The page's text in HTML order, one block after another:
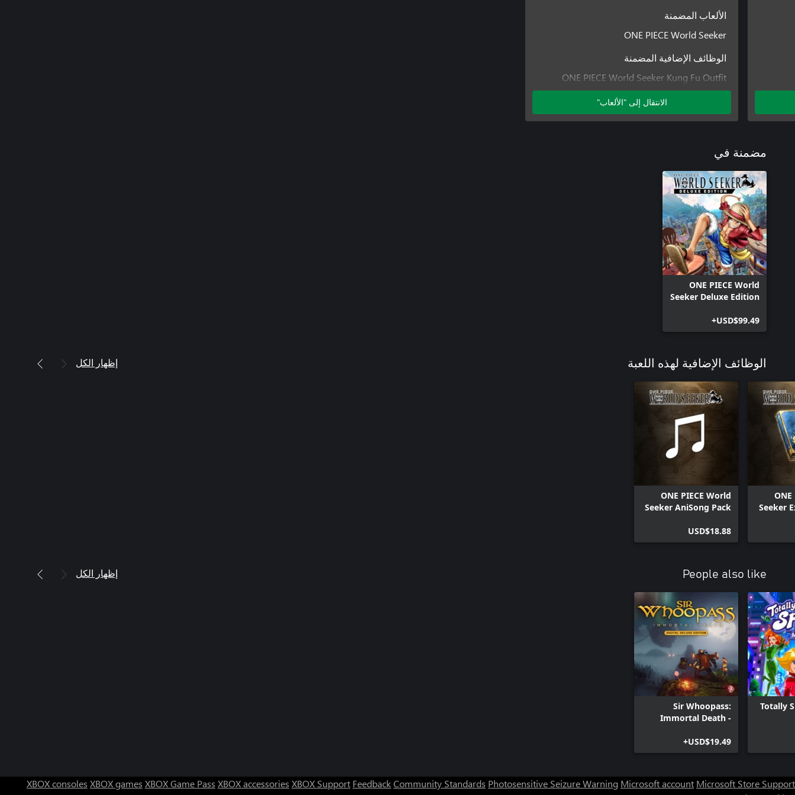
الألعاب المضمنة
ONE PIECE World Seeker
الوظائف الإضافية المضمنة
ONE PIECE World Seeker Kung Fu Outfit
ONE PIECE World Seeker Hunter Outfit
ONE PIECE World Seeker Episode Pass
ONE PIECE World Seeker White Suit Outfit
الانتقال إلى "الألعاب"
مضمنة في
ONE PIECE World
Seeker Deluxe Edition
USD$99.49+
الوظائف الإضافية لهذه اللعبة إظهار الكل
ONE
Seeker
ONE PIECE World
Seeker AniSong Pack
USD$18.88
People also like إظهار الكل
Totally
Sir Whoopass:
Immortal Death -
USD$19.49+
XBOX consoles XBOX games XBOX Game Pass XBOX accessories XBOX Support FeedbackCommunity Standards Photosensitive Seizure Warning Microsoft account Microsoft Store Support